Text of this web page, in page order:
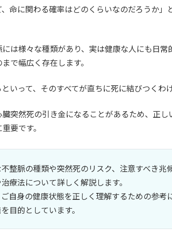
、命に関わる確率はどのくらいなのだろうか
は様々な種類があり、実は健康な人にも日
で幅広く存在します。
いって、そのすべてが直ちに死に結びつくわ
突然死の引き金になることがあるため、正
要です。
整脈の種類や突然死のリスク、注意すべき兆
療法について詳しく解説します。
自身の健康状態を正しく理解するための参考
目的としています。